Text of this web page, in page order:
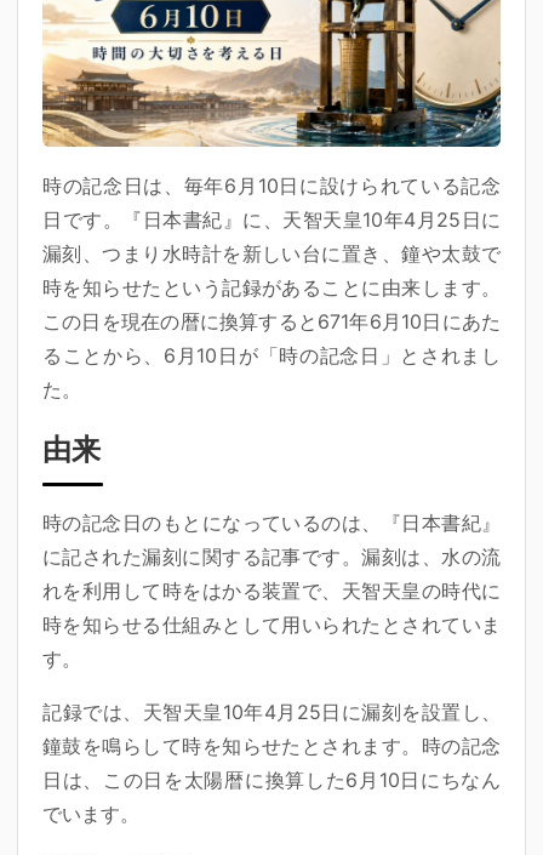
時の記念日は、毎年6月10日に設けられている記念
日です。『日本書紀』に、天智天皇10年4月25日に
漏刻、つまり水時計を新しい台に置き、鐘や太鼓で
時を知らせたという記録があることに由来します。
この日を現在の暦に換算すると671年6月10日にあた
ることから、6月10日が「時の記念日」とされまし
た。
由来
時の記念日のもとになっているのは、『日本書紀』
に記された漏刻に関する記事です。漏刻は、水の流
れを利用して時をはかる装置で、天智天皇の時代に
時を知らせる仕組みとして用いられたとされていま
す。
記録では、天智天皇10年4月25日に漏刻を設置し、
鐘鼓を鳴らして時を知らせたとされます。時の記念
日は、この日を太陽暦に換算した6月10日にちなん
でいます。